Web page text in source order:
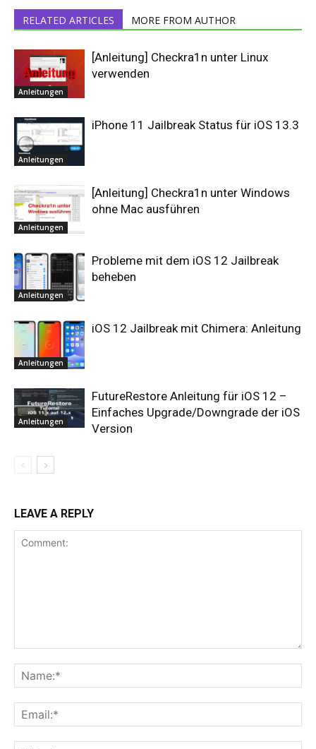
RELATED ARTICLES MORE FROM AUTHOR
Anleitungen
[Anleitung] Checkra1n unter Linux
verwenden
Anleitungen
iPhone 11 Jailbreak Status für iOS 13.3
Anleitungen
[Anleitung] Checkra1n unter Windows
ohne Mac ausführen
Anleitungen
Probleme mit dem iOS 12 Jailbreak
beheben
Anleitungen
iOS 12 Jailbreak mit Chimera: Anleitung
Anleitungen
FutureRestore Anleitung für iOS 12 –
Einfaches Upgrade/Downgrade der iOS
Version
LEAVE A REPLY